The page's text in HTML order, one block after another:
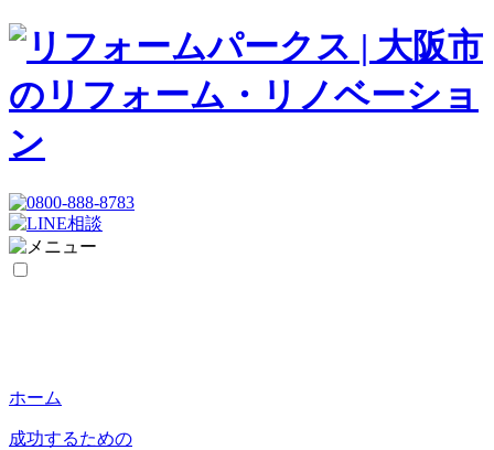
ホーム
成功するための